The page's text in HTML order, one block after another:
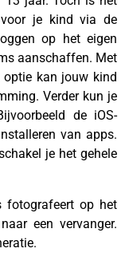
je kind via de
op het eigen
aanschaffen. Met
kan jouw kind
Verder kun je
de iOS-
van apps.
je het gehele
op het
een vervanger.